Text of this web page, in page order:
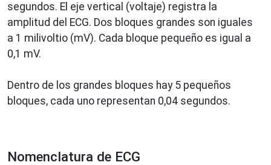
segundos. El eje vertical (voltaje) registra la
amplitud del ECG. Dos bloques grandes son iguales
a 1 milivoltio (mV). Cada bloque pequeño es igual a
0,1 mV.
Dentro de los grandes bloques hay 5 pequeños
bloques, cada uno representan 0,04 segundos.
Nomenclatura de ECG